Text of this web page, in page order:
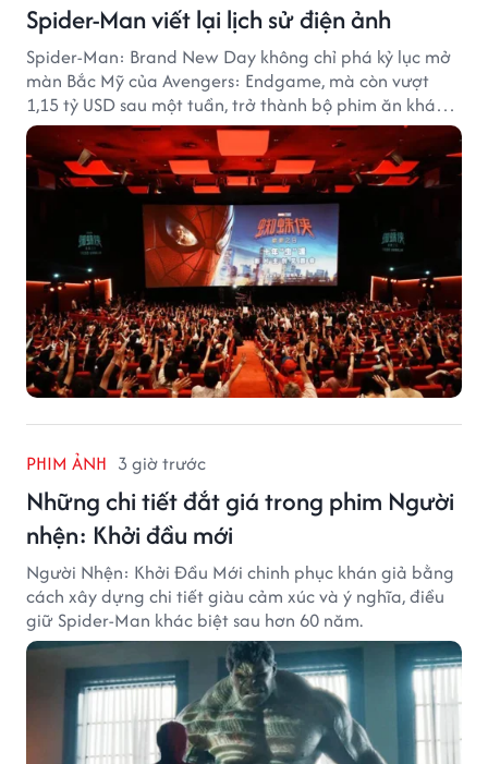
Spider-Man viết lại lịch sử điện ảnh
Spider-Man: Brand New Day không chỉ phá kỷ lục mở
màn Bắc Mỹ của Avengers: Endgame, mà còn vượt
1,15 tỷ USD sau một tuần, trở thành bộ phim ăn khách
nhất năm 2026.
PHIM ẢNH 3 giờ trước
Những chi tiết đắt giá trong phim Người
nhện: Khởi đầu mới
Người Nhện: Khởi Đầu Mới chinh phục khán giả bằng
cách xây dựng chi tiết giàu cảm xúc và ý nghĩa, điều
giữ Spider-Man khác biệt sau hơn 60 năm.